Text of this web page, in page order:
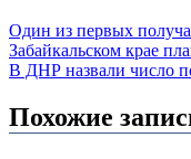
Один из первых
Забайкальском крае
В ДНР назвали число
Похожие